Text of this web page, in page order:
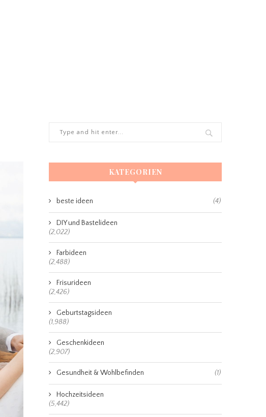
KATEGORIEN
beste ideen (4)
DIY und Bastelideen
(2,022)
Farbideen
(2,488)
Frisurideen
(2,426)
Geburtstagsideen
(1,988)
Geschenkideen
(2,907)
Gesundheit & Wohlbefinden (1)
Hochzeitsideen
(5,442)